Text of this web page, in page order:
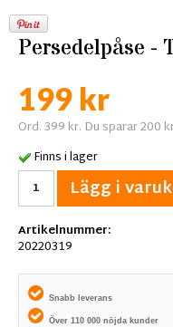
Persedelpåse -
199 kr
Ord. 399 kr. Du sparar 200
Finns i lager
Lägg i
Artikelnummer:
20220319
Snabb leverans
Över 110 000 nöjda kunder